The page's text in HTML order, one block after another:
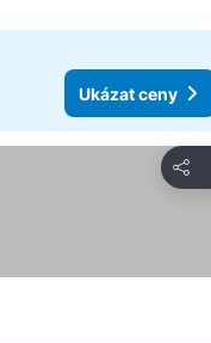
Ukázat ceny
Sdílet